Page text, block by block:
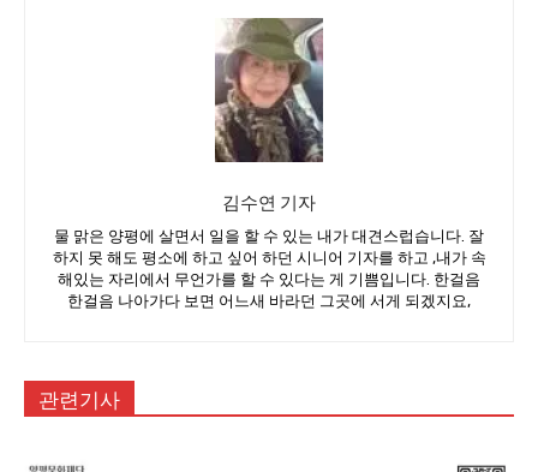
김수연 기자
물 맑은 양평에 살면서 일을 할 수 있는 내가 대견스럽습니다. 잘
하지 못 해도 평소에 하고 싶어 하던 시니어 기자를 하고 ,내가 속
해있는 자리에서 무언가를 할 수 있다는 게 기쁨입니다. 한걸음
한걸음 나아가다 보면 어느새 바라던 그곳에 서게 되겠지요,
관련기사